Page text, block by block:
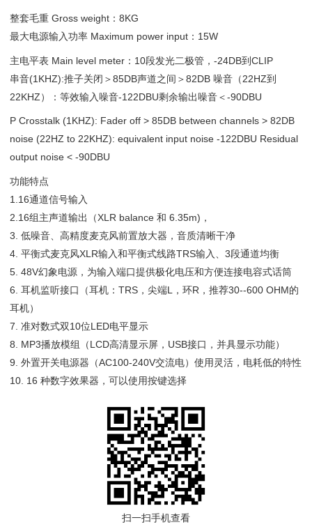
整套毛重Gross weight ：8KG
最大电源输入功率 Maximum power input ：15W
主电平表 Main level meter ：10段发光二极管，-24DB到CLIP
串音(1KHZ):推子关闭＞85DB声道之间＞82DB 噪音（22HZ到
22KHZ）：等效输入噪音-122DBU剩余输出噪音＜-90DBU
P Crosstalk (1KHZ): Fader off > 85DB between channels > 82DB
noise (22HZ to 22KHZ): equivalent input noise -122DBU Residual
output noise < -90DBU
功能特点
1.16通道信号输入
2.16组主声道输出（XLR balance 和 6.35m)，
3. 低噪音、高精度麦克风前置放大器，音质清晰干净
4. 平衡式麦克风XLR输入和平衡式线路TRS输入、3段通道均衡
5. 48V幻象电源，为输入端口提供极化电压和方便连接电容式话筒
6. 耳机监听接口（耳机：TRS，尖端L，环R，推荐30--600 OHM的
耳机）
7. 准对数式双10位LED电平显示
8. MP3播放模组（LCD高清显示屏，USB接口，并具显示功能）
9. 外置开关电源器（AC100-240V交流电）使用灵活，电耗低的特性
10. 16 种数字效果器，可以使用按键选择
扫一扫手机查看